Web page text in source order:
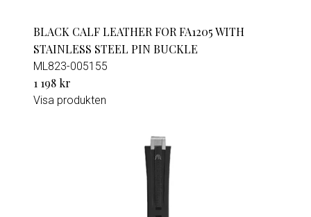
BLACK CALF LEATHER FOR FA1205 WITH
STAINLESS STEEL PIN BUCKLE
ML823-005155
1 198 kr
Visa produkten